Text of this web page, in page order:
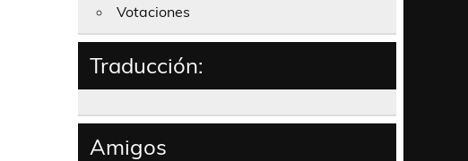
Votaciones
Traducción:
Amigos